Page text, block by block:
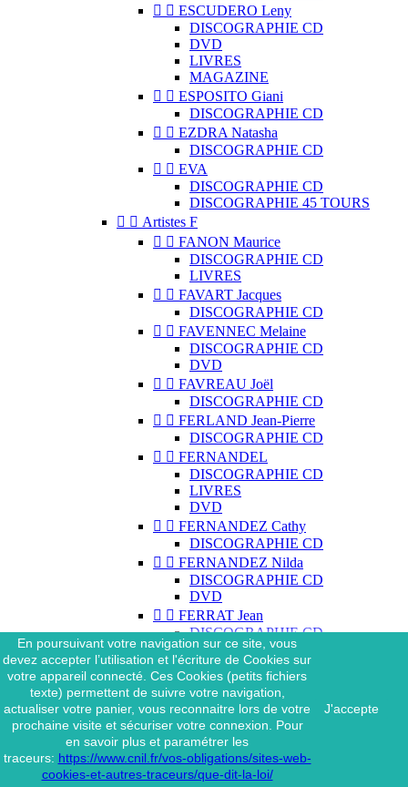
  ESCUDERO Leny
DISCOGRAPHIE CD
DVD
LIVRES
MAGAZINE
  ESPOSITO Giani
DISCOGRAPHIE CD
  EZDRA Natasha
DISCOGRAPHIE CD
  EVA
DISCOGRAPHIE CD
DISCOGRAPHIE 45 TOURS
  Artistes F
  FANON Maurice
DISCOGRAPHIE CD
LIVRES
  FAVART Jacques
DISCOGRAPHIE CD
  FAVENNEC Melaine
DISCOGRAPHIE CD
DVD
  FAVREAU Joël
DISCOGRAPHIE CD
  FERLAND Jean-Pierre
DISCOGRAPHIE CD
  FERNANDEL
DISCOGRAPHIE CD
LIVRES
DVD
  FERNANDEZ Cathy
DISCOGRAPHIE CD
  FERNANDEZ Nilda
DISCOGRAPHIE CD
DVD
  FERRAT Jean
DISCOGRAPHIE CD
DISCOGRAPHIE 45 TOURS
DISCOGRAPHIE 33 TOURS
DVD
MAGAZINE
  FERRAT Jean & SES
INTERPRÈTES
DISCOGRAPHIE CD
  FERRÉ Léo
En poursuivant votre navigation sur ce site, vous
devez accepter l’utilisation et l'écriture de Cookies sur
votre appareil connecté. Ces Cookies (petits fichiers
texte) permettent de suivre votre navigation,
actualiser votre panier, vous reconnaitre lors de votre
prochaine visite et sécuriser votre connexion. Pour
en savoir plus et paramétrer les
traceurs: https://www.cnil.fr/vos-obligations/sites-web-
cookies-et-autres-traceurs/que-dit-la-loi/
J'accepte